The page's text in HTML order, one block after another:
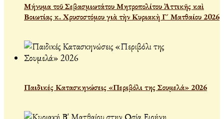
Μήνυμα τοῦ Σεβασμιωτάτου Μητροπολίτου Ἀττικῆς καὶ
Βοιωτίας κ. Χρυσοστόμου γιὰ τὴν Κυριακὴ Γ´ Ματθαίου 2026
Παιδικές Κατασκηνώσεις «Περιβόλι της Σουμελά» 2026